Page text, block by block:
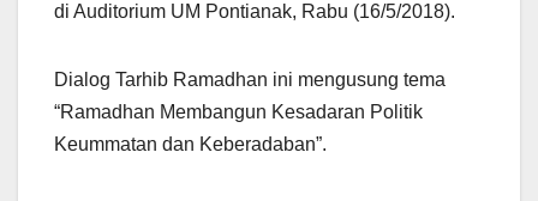
di Auditorium UM Pontianak, Rabu (16/5/2018).
Dialog Tarhib Ramadhan ini mengusung tema
“Ramadhan Membangun Kesadaran Politik
Keummatan dan Keberadaban”.